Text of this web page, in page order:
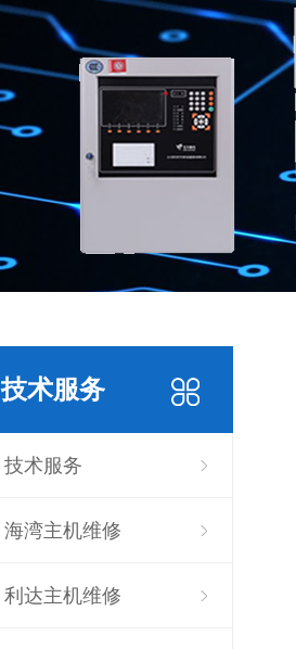
技术服务
技术服务
海湾主机维修
利达主机维修